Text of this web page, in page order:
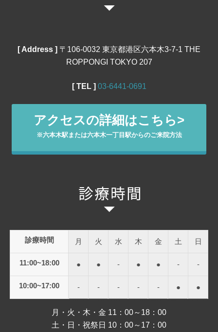
[ Address ] 〒106‐0032 東京都港区六本木3-7-1 THE
ROPPONGI TOKYO 207
[ TEL ] 03‐6441‐0691
アクセスの詳細はこちら>
※六本木駅または六本木一丁目駅からのご来院方法
診療時間 月 火 水 木 金 土 日
11:00~18:00 ● ● - ● ● - -
10:00~17:00 - - - - - ● ●
月・火・木・金 11：00～18：00
土・日・祝祭日 10：00～17：00